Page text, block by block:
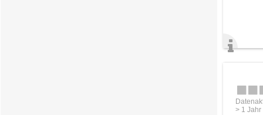
> 1 Jahr